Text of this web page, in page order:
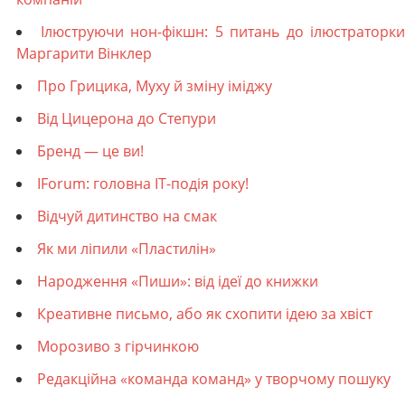
Ілюструючи нон-фікшн: 5 питань до ілюстраторки
Маргарити Вінклер
Про Грицика, Муху й зміну іміджу
Від Цицерона до Степури
Бренд — це ви!
IForum: головна IT-подія року!
Відчуй дитинство на смак
Як ми ліпили «Пластилін»
Народження «Пиши»: від ідеї до книжки
Креативне письмо, або як схопити ідею за хвіст
Морозиво з гірчинкою
Редакційна «команда команд» у творчому пошуку